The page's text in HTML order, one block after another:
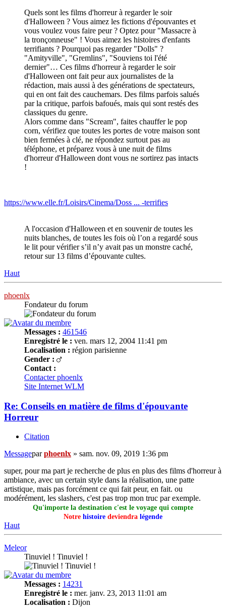
Quels sont les films d'horreur à regarder le soir
d'Halloween ? Vous aimez les fictions d'épouvantes et
vous voulez vous faire peur ? Optez pour "Massacre à
la tronçonneuse" ! Vous aimez les histoires d'enfants
terrifiants ? Pourquoi pas regarder "Dolls" ?
"Amityville", "Gremlins", "Souviens toi l'été
dernier"… Ces films d'horreur à regarder le soir
d'Halloween ont fait peur aux journalistes de la
rédaction, mais aussi à des générations de spectateurs,
qui en ont fait des cauchemars. Des films parfois salués
par la critique, parfois bafoués, mais qui sont restés des
classiques du genre.
Alors comme dans "Scream", faites chauffer le pop
corn, vérifiez que toutes les portes de votre maison sont
bien fermées à clé, ne répondez surtout pas au
téléphone, et préparez vous à une nuit de films
d'horreur d'Halloween dont vous ne sortirez pas intacts
!
https://www.elle.fr/Loisirs/Cinema/Doss ... -terrifies
A l'occasion d'Halloween et en souvenir de toutes les
nuits blanches, de toutes les fois où l’on a regardé sous
le lit pour vérifier s’il n’y avait pas un monstre caché,
retour sur 13 films d’épouvante cultes.
Haut
phoenlx
Fondateur du forum
Messages : 461546
Enregistré le : ven. mars 12, 2004 11:41 pm
Localisation : région parisienne
Gender :
Contact :
Contacter phoenlx
Site Internet WLM
Re: Conseils en matière de films d'épouvante
Horreur
Citation
Messageparphoenlx » sam. nov. 09, 2019 1:36 pm
super, pour ma part je recherche de plus en plus des films d'horreur à
ambiance, avec un certain style dans la réalisation, une patte
artistique, mais pas forcément ce qui fait peur, en fait. ou
modérément, les slashers, c'est pas trop mon truc par exemple.
Qu'importe la destination c'est le voyage qui compte
Notre histoire deviendra légende
Haut
Meleor
Tinuviel ! Tinuviel !
Messages : 14231
Enregistré le : mer. janv. 23, 2013 11:01 am
Localisation : Dijon